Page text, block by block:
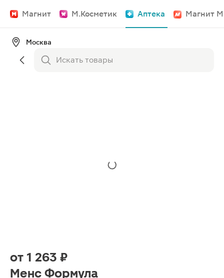
Магнит М.Косметик Аптека Магнит
Москва
от 1 263 ₽
Менс Формула